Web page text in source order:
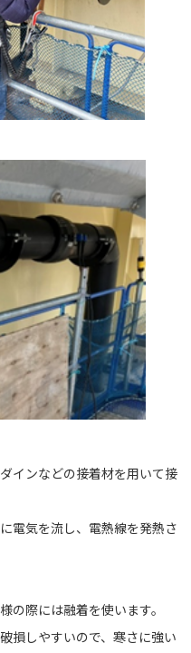
インなどの接着材を用いて接
電気を流し、電熱線を発熱さ
の際には融着を使います。
損しやすいので、寒さに強い